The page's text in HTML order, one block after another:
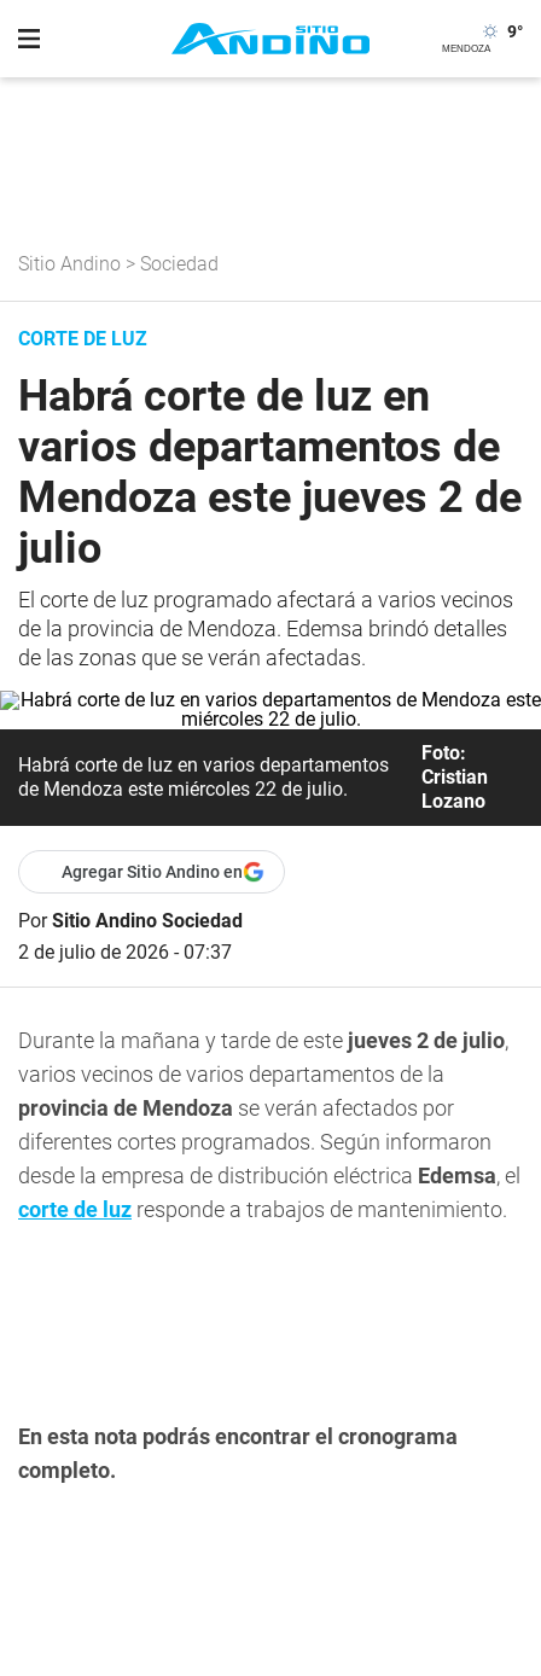
9°
Sitio Andino > Sociedad
CORTE DE LUZ
Habrá corte de luz en
varios departamentos de
Mendoza este jueves 2 de
julio
El corte de luz programado afectará a varios vecinos
de la provincia de Mendoza. Edemsa brindó detalles
de las zonas que se verán afectadas.
Habrá corte de luz en varios departamentos
de Mendoza este miércoles 22 de julio.
Foto:
Cristian
Lozano
Agregar Sitio Andino en
PorSitio Andino Sociedad
2 de julio de 2026 - 07:37
Durante la mañana y tarde de este jueves 2 de julio,
varios vecinos de varios departamentos de la
provincia de Mendoza se verán afectados por
diferentes cortes programados. Según informaron
desde la empresa de distribución eléctrica Edemsa, el
corte de luz responde a trabajos de mantenimiento.
En esta nota podrás encontrar el cronograma
completo.